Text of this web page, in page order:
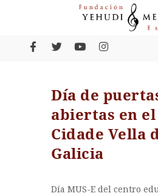
Día de
abiertas en el
Cidade Vella
Galicia
Día MUS-E del centro